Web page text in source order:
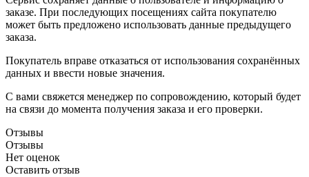
заказе. При последующих посещениях сайта покупателю
может быть предложено использовать данные предыдущего
заказа.
Покупатель вправе отказаться от использования сохранённых
данных и ввести новые значения.
С вами свяжется менеджер по сопровождению, который будет
на связи до момента получения заказа и его проверки.
Отзывы
Отзывы
Нет оценок
Оставить отзыв